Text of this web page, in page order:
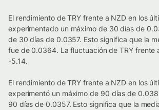
El rendimiento de TRY frente a NZD en los
experimentado un máximo de 30 días de
de 30 días de 0.0357. Esto significa que la
fue de 0.0364. La fluctuación de TRY frente
-5.14.
El rendimiento de TRY frente a NZD en los
experimentó un máximo de 90 días de
90 días de 0.0357. Esto significa que la